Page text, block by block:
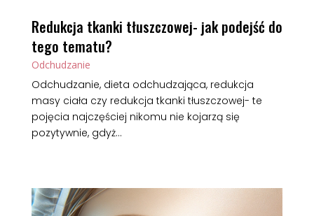
Redukcja tkanki tłuszczowej- jak podejść do
tego tematu?
Odchudzanie
Odchudzanie, dieta odchudzająca, redukcja
masy ciała czy redukcja tkanki tłuszczowej- te
pojęcia najczęściej nikomu nie kojarzą się
pozytywnie, gdyż...